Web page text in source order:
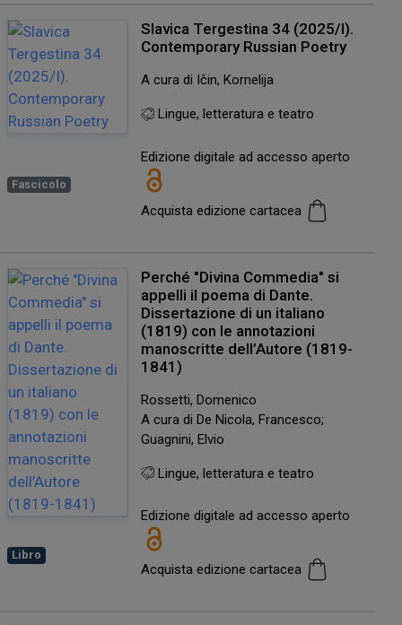
Fascicolo
Slavica Tergestina 34 (2025/I).
Contemporary Russian Poetry
A cura di Ičin, Kornelija
Lingue, letteratura e teatro
Edizione digitale ad accesso aperto
Acquista edizione cartacea
Libro
Perché "Divina Commedia" si
appelli il poema di Dante.
Dissertazione di un italiano
(1819) con le annotazioni
manoscritte dell’Autore (1819-
1841)
Rossetti, Domenico
A cura di De Nicola, Francesco;
Guagnini, Elvio
Lingue, letteratura e teatro
Edizione digitale ad accesso aperto
Acquista edizione cartacea